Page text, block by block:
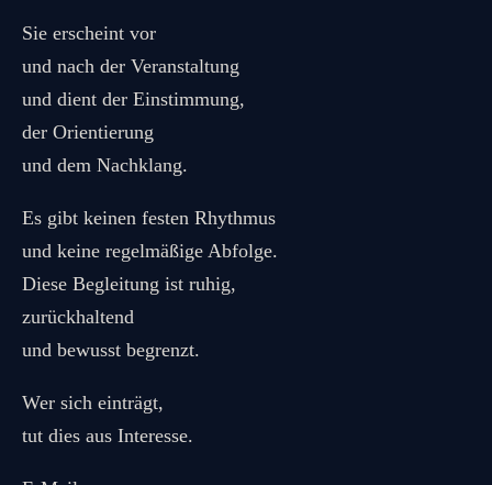
Sie erscheint vor
und nach der Veranstaltung
und dient der Einstimmung,
der Orientierung
und dem Nachklang.
Es gibt keinen festen Rhythmus
und keine regelmäßige Abfolge.
Diese Begleitung ist ruhig,
zurückhaltend
und bewusst begrenzt.
Wer sich einträgt,
tut dies aus Interesse.